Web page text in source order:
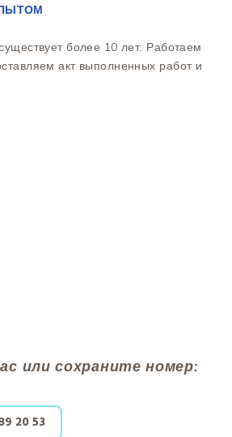
более 10 лет. Работаем
акт выполненных работ и
или сохраните номер:
20 53